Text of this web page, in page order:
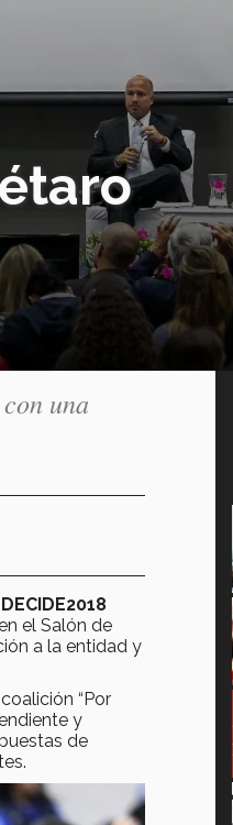
una
DECIDE2018
el Salón de
a la entidad y
“Por
y
de